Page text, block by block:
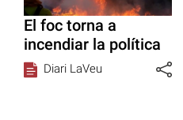
El foc torna a
incendiar la política
Diari LaVeu